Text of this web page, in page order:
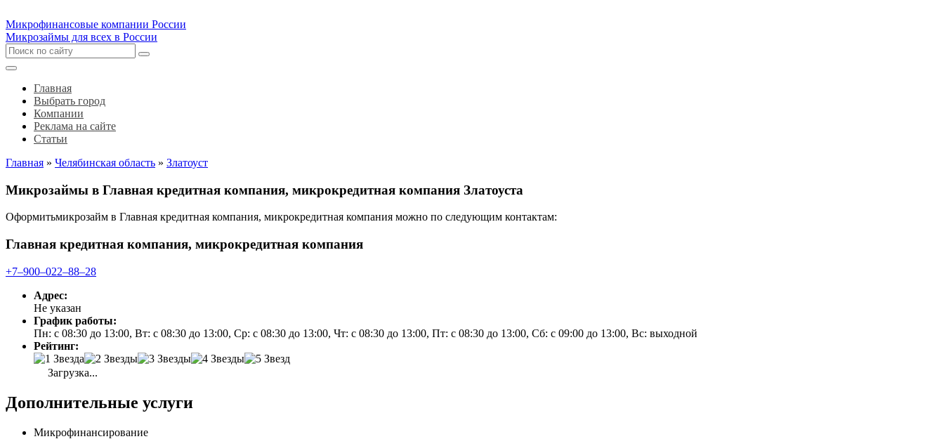
Микрофинансовые компании России
Микрозаймы для всех в России
Главная
Выбрать город
Компании
Реклама на сайте
Статьи
Главная » Челябинская область » Златоуст
Микрозаймы в Главная кредитная компания, микрокредитная компания Златоуста
Оформитьмикрозайм в Главная кредитная компания, микрокредитная компания можно по следующим контактам:
Главная кредитная компания, микрокредитная компания
+7‒900‒022‒88‒28
Адрес:
Не указан
График работы:
Пн: с 08:30 до 13:00, Вт: с 08:30 до 13:00, Ср: с 08:30 до 13:00, Чт: с 08:30 до 13:00, Пт: с 08:30 до 13:00, Сб: с 09:00 до 13:00, Вс: выходной
Рейтинг:
Загрузка...
Дополнительные услуги
Микрофинансирование